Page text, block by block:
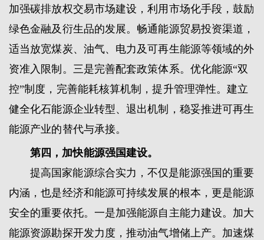
加强碳排放权交易市场建设，利用市场化手段，鼓励
绿色金融及衍生品的发展。畅通能源贸易投资渠道，
适当放宽煤炭、油气、电力及可再生能源等领域的外
资准入限制。三是完善配套政策体系。优化能源“双
控”制度，完善能耗核算机制，提升管理弹性。建立
健全化石能源企业转型、退出机制，稳妥推进可再生
能源产业的替代与承接。
第四，加快能源强国建设。
提高国家能源综合实力，不仅是能源强国的重要
内涵，也是经济和能源可持续发展的根本，更是能源
安全的重要依托。一是加强能源自主能力建设。加大
能源资源勘探开发力度，推动油气增储上产。加速煤